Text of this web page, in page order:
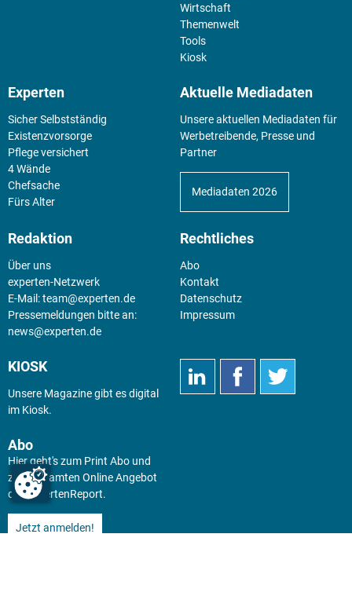
Wirtschaft
Themenwelt
Tools
Kiosk
Experten
Sicher Selbstständig
Existenz­vorsorge
Pflege versichert
4 Wände
Chefsache
Fürs Alter
Aktuelle Mediadaten
Unsere aktuellen Mediadaten für
Werbetreibende, Presse und
Partner
Mediadaten 2026
Redaktion
Über uns
experten-Netzwerk
E-Mail:team@experten.de
Pressemeldungen bitte an:
news@experten.de
Rechtliches
Abo
Kontakt
Datenschutz
Impressum
KIOSK
Unsere Magazine gibt es digital
im Kiosk.
Abo
Hier geht's zum Print Abo und
zum gesamten Online Angebot
des expertenReport.
Jetzt anmelden!